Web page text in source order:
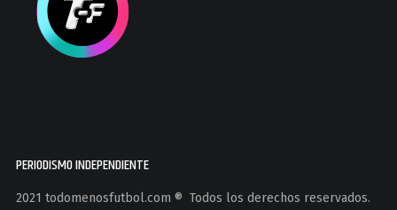
PERIODISMO INDEPENDIENTE
2021 todomenosfutbol.com ®️ Todos los derechos reservados.